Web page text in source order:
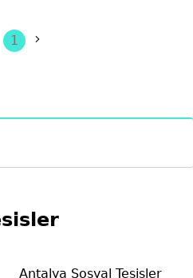
1
Antalya Sosyal Tesisler